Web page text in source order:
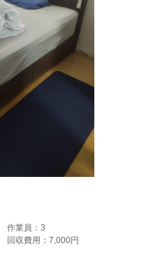
作業員： 3
回収費用： 7,000円